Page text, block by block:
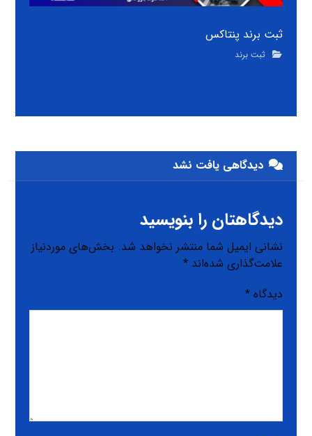
ثبت برند پنتاکس
ثبت برند
دیدگاهی یافت نشد
دیدگاهتان را بنویسید
نشانی ایمیل شما منتشر نخواهد شد. بخش‌های موردنیاز
علامت‌گذاری شده‌اند*
دیدگاه*